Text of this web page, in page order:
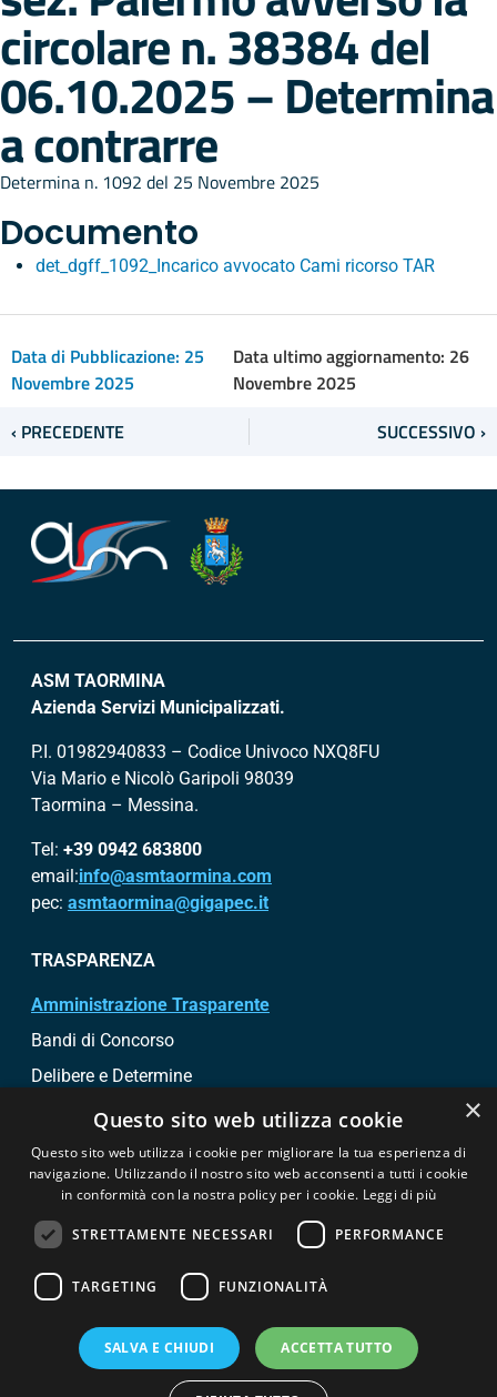
circolare n. 38384 del
06.10.2025 – Determina
a contrarre
Determina n. 1092 del 25 Novembre 2025
Documento
det_dgff_1092_Incarico avvocato Cami ricorso TAR
Data di Pubblicazione: 25
Novembre 2025
Data ultimo aggiornamento: 26
Novembre 2025
‹ PRECEDENTE
SUCCESSIVO ›
ASM TAORMINA
Azienda Servizi Municipalizzati.
P.I. 01982940833 – Codice Univoco NXQ8FU
Via Mario e Nicolò Garipoli 98039
Taormina – Messina.
Tel: +39 0942 683800
email:info@asmtaormina.com
pec: asmtaormina@gigapec.it
TRASPARENZA
Amministrazione Trasparente
Bandi di Concorso
Delibere e Determine
Bandi di gara e contratti
SEGUICI SU
© Copyright 2026 - ASM Taormina
Informative Privacy
×
Questo sito web utilizza cookie
Questo sito web utilizza i cookie per migliorare la tua esperienza di
navigazione. Utilizzando il nostro sito web acconsenti a tutti i cookie
in conformità con la nostra policy per i cookie. Leggi di più
STRETTAMENTE NECESSARI PERFORMANCE
TARGETING FUNZIONALITÀ
SALVA E CHIUDI ACCETTA TUTTO